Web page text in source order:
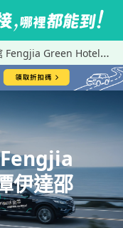
Green Hotel到日月潭伊達邵
伊達邵